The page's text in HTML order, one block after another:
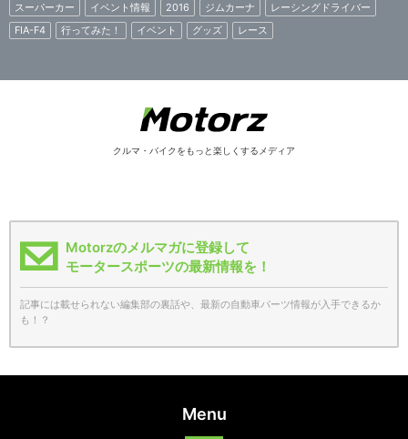
スーパーカー
イベント情報 2016 ジムカーナ
レーシングドライバー
FIA-F4
行ってみた！ イベント グッズ レース
クルマ・バイクをもっと楽しくするメディア
Motorzのメルマガに登録して
モータースポーツの最新情報を！
記事には載せられない編集部の裏話や、最新の自動車パーツ情報が入手できるか
も！？
Menu